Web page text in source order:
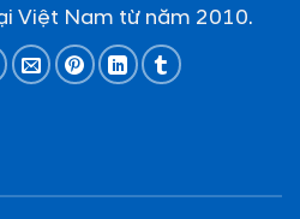
Việt Nam từ năm 2010.